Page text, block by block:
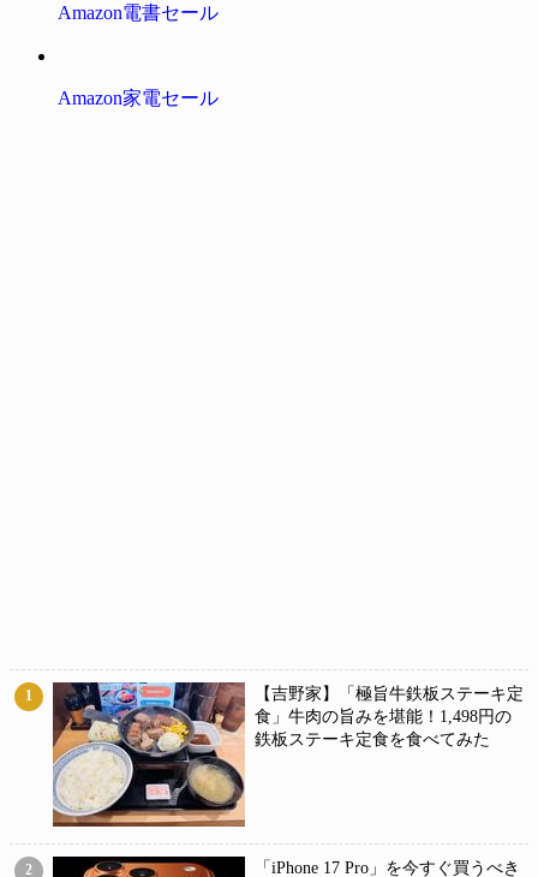
Amazon電書セール
Amazon家電セール
1
【吉野家】「極旨牛鉄板ステーキ定
食」牛肉の旨みを堪能！1,498円の
鉄板ステーキ定食を食べてみた
2
「iPhone 17 Pro」を今すぐ買うべき